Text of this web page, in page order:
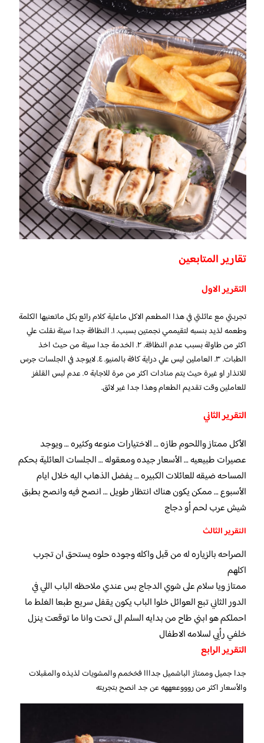
تقارير المتابعين
التقرير الاول
تجربتي مع عائلتي في هذا المطعم الاكل ماعلية كلام رائع بكل ماتعنيها الكلمة
وطعمه لذيد بنسبه لتقيممي نجمتين بسبب. ١. النظافة جدا سيئة نقلت علي
اكثر من طاولة بسبب عدم النظافة. ٢. الخدمة جدا سيئة من حيث اخذ
الطبات. ٣. العاملين ليس علي دراية كافة بالمنيو. ٤. لايوجد في الجلسات جرس
للانذار او غيرة حيث يتم منادات اكثر من مرة للاجابة ٥. عدم لبس القلفز
للعاملين وقت تقديم الطعام وهذا جدا غير لائق.
التقرير الثاني
الأكل ممتاز واللحوم طازه … الاختيارات منوعه وكثيره … ويوجد
عصيرات طبيعيه … الأسعار جيده ومعقوله … الجلسات العائلية بحكم
المساحه ضيقه للعائلات الكبيره … يفضل الذهاب اليه خلال ايام
الأسبوع … ممكن يكون هناك انتظار طويل … انصح فيه وانصح بطبق
شيش عرب لحم أو دجاج
التقرير الثالث
الصراحه بالزياره له من قبل واكله وجوده حلوه يستحق ان تجرب
اكلهم
ممتاز ويا سلام على شوي الدجاج بس عندي ملاحظه الباب اللي في
الدور الثاني تبع العوائل خلوا الباب يكون يقفل سريع طبعا الغلط ما
احملكم هو ابني طاح من بدايه السلم الى تحت وانا ما توقعت ينزل
خلفي رأيي لسلامه الاطفال
التقرير الرابع
جدا جميل وممتاز الباشميل جدااا فخخمم والمشويات لذيذه والمقبلات
والأسعار اكثر من روووععههه عن جد انصح بتجربته